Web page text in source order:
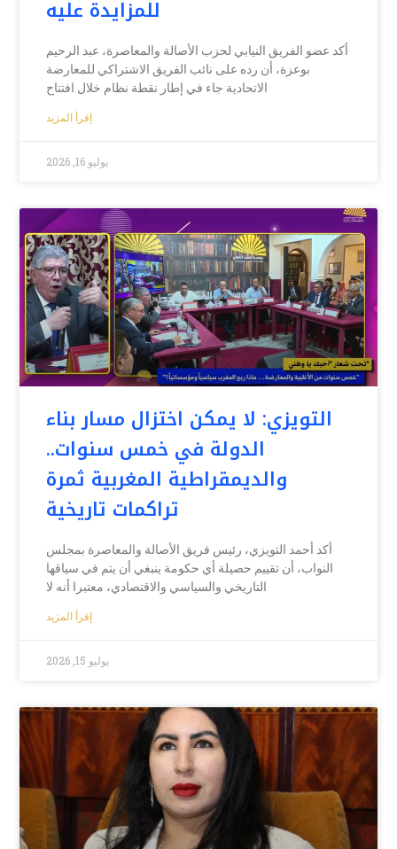
للمزايدة عليه
أكد عضو الفريق النيابي لحزب الأصالة والمعاصرة، عبد الرحيم
بوعزة، أن رده على نائب الفريق الاشتراكي للمعارضة
الاتحادية جاء في إطار نقطة نظام خلال افتتاح
إقرأ المزيد
يوليو 16, 2026
التويزي: لا يمكن اختزال مسار بناء
الدولة في خمس سنوات..
والديمقراطية المغربية ثمرة
تراكمات تاريخية
أكد أحمد التويزي، رئيس فريق الأصالة والمعاصرة بمجلس
النواب، أن تقييم حصيلة أي حكومة ينبغي أن يتم في سياقها
التاريخي والسياسي والاقتصادي، معتبرا أنه لا
إقرأ المزيد
يوليو 15, 2026